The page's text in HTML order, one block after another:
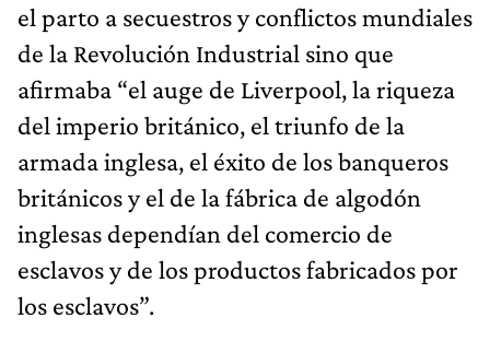
el parto a secuestros y conflictos mundiales
de la Revolución Industrial sino que
afirmaba “el auge de Liverpool, la riqueza
del imperio británico, el triunfo de la
armada inglesa, el éxito de los banqueros
británicos y el de la fábrica de algodón
inglesas dependían del comercio de
esclavos y de los productos fabricados por
los esclavos”.